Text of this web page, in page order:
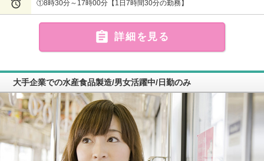
 ①8時30分～17時00分【1日7時間30分の勤務】
 詳細を見る
大手企業での水産食品製造/男女活躍中/日勤のみ